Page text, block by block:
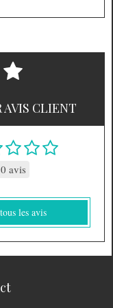
AVIS CLIENT
0 avis
les avis